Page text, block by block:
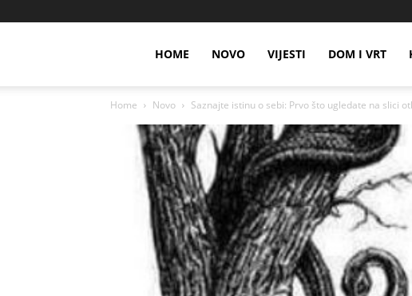
HOME NOVO VIJESTI DOM I VRT
Home Novo Saznajte istinu o sebi: Prvo što ugledate na slici